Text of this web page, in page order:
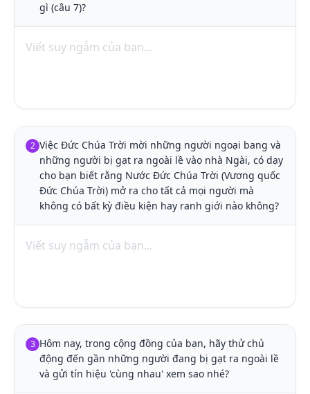
gì (câu 7)?
2 Việc Đức Chúa Trời mời những người ngoại bang và
những người bị gạt ra ngoài lề vào nhà Ngài, có dạy
cho bạn biết rằng Nước Đức Chúa Trời (Vương quốc
Đức Chúa Trời) mở ra cho tất cả mọi người mà
không có bất kỳ điều kiện hay ranh giới nào không?
3 Hôm nay, trong cộng đồng của bạn, hãy thử chủ
động đến gần những người đang bị gạt ra ngoài lề
và gửi tín hiệu 'cùng nhau' xem sao nhé?